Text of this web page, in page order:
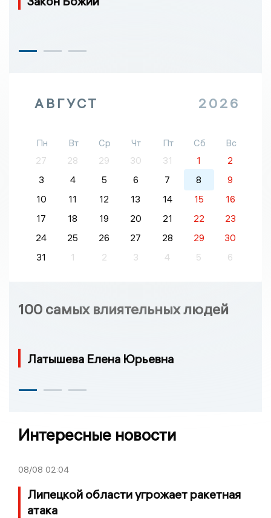
АВГУСТ 2026
Пн Вт Ср Чт Пт Сб
Вс
27
28 29 30 31 1
2
3
4 5 6 7 8
9
10
11 12 13 14 15
16
17
18 19 20 21 22
23
24
25 26 27 28 29
30
31
1 2 3 4 5 6
100 самых влиятельных людей
Латышева Елена Юрьевна
Интересные новости
08/08 02:04
Липецкой области угрожает ракетная
атака